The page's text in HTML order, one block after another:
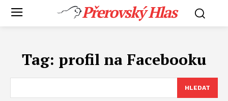
Přerovský Hlas
Tag: profil na Facebooku
HLEDAT